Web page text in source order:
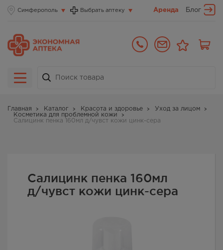
Симферополь Выбрать аптеку Аренда Блог
Главная Каталог Красота и здоровье
Уход за лицом
Косметика для проблемной кожи
Салицинк пенка 160мл д/чувст кожи цинк-сера
Салицинк пенка 160мл
д/чувст кожи цинк-сера